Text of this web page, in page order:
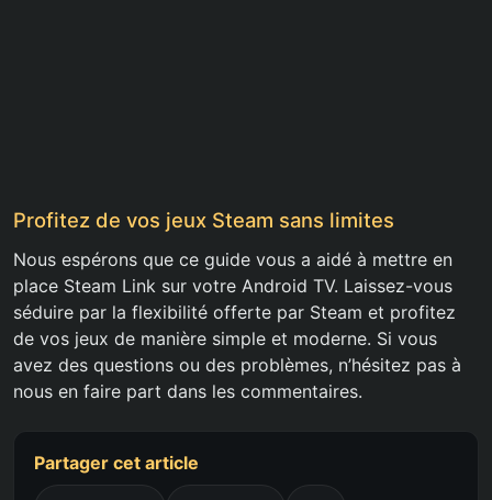
Profitez de vos jeux Steam sans limites
Nous espérons que ce guide vous a aidé à mettre en
place Steam Link sur votre Android TV. Laissez-vous
séduire par la flexibilité offerte par Steam et profitez
de vos jeux de manière simple et moderne. Si vous
avez des questions ou des problèmes, n’hésitez pas à
nous en faire part dans les commentaires.
Partager cet article